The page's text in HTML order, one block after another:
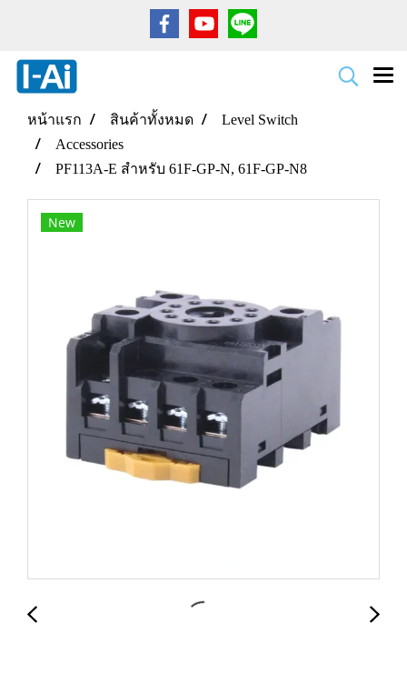
หน้าแรก สินค้าทั้งหมด
Level Switch
Accessories
PF113A-E สำหรับ 61F-GP-N, 61F-GP-N8
New